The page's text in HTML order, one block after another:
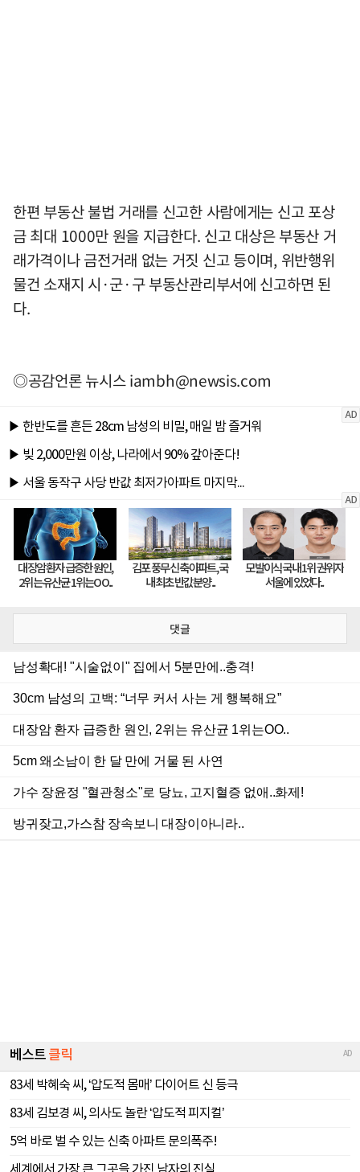
한편 부동산 불법 거래를 신고한 사람에게는 신고 포상
금 최대 1000만 원을 지급한다. 신고 대상은 부동산 거
래가격이나 금전거래 없는 거짓 신고 등이며, 위반행위
물건 소재지 시·군·구 부동산관리부서에 신고하면 된
다.
◎공감언론 뉴시스iambh@newsis.com
댓글